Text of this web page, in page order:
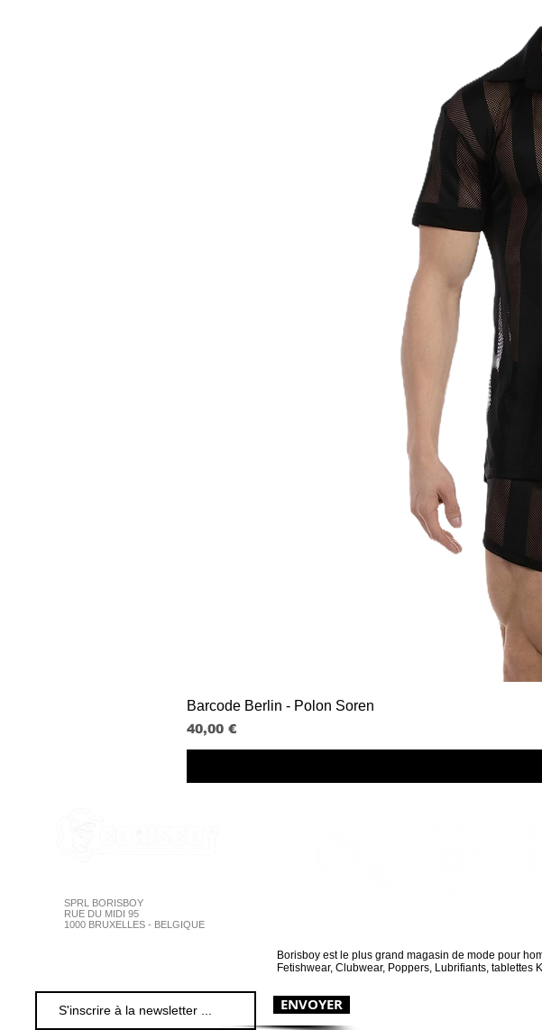
Barcode Berlin - Polon Soren
Prix
40,00 €
SPRL BORISBOY
RUE DU MIDI 95
1000 BRUXELLES - BELGIQUE
ENVOYER
Borisboy est le plus grand magasin de mode pour
Fetishwear, Clubwear, Poppers, Lubrifiants, tablettes